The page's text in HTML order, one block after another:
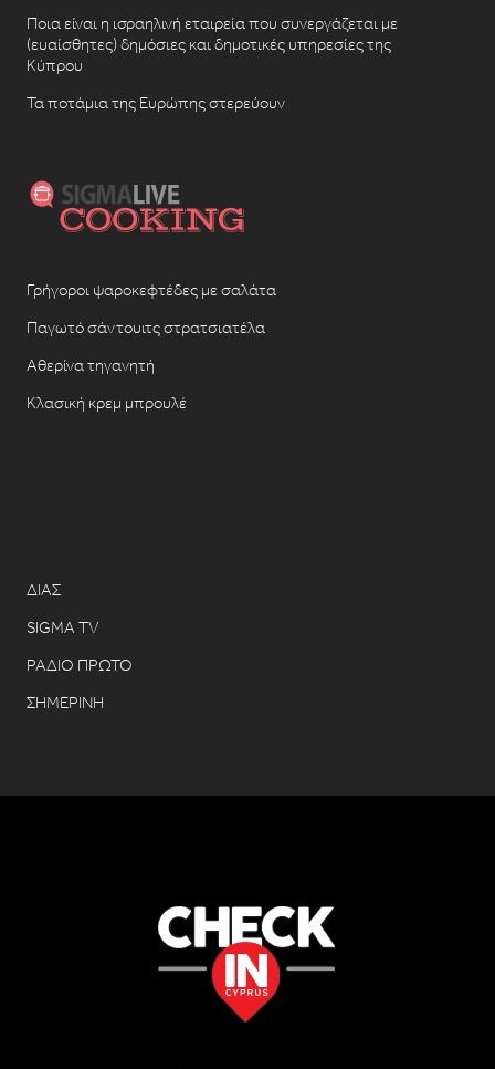
Ποια είναι η ισραηλινή εταιρεία που συνεργάζεται με
(ευαίσθητες) δημόσιες και δημοτικές υπηρεσίες της
Κύπρου
Τα ποτάμια της Ευρώπης στερεύουν
Γρήγοροι ψαροκεφτέδες με σαλάτα
Παγωτό σάντουιτς στρατσιατέλα
Αθερίνα τηγανητή
Κλασική κρεμ μπρουλέ
ΔΙΑΣ
SIGMA TV
ΡΑΔΙΟ ΠΡΩΤΟ
ΣΗΜΕΡΙΝΗ